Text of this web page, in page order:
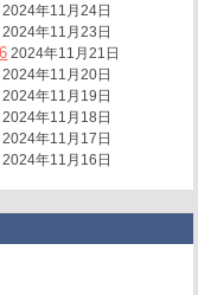
2024年11月24日
2024年11月23日
2024年11月21日
2024年11月20日
2024年11月19日
2024年11月18日
2024年11月17日
2024年11月16日